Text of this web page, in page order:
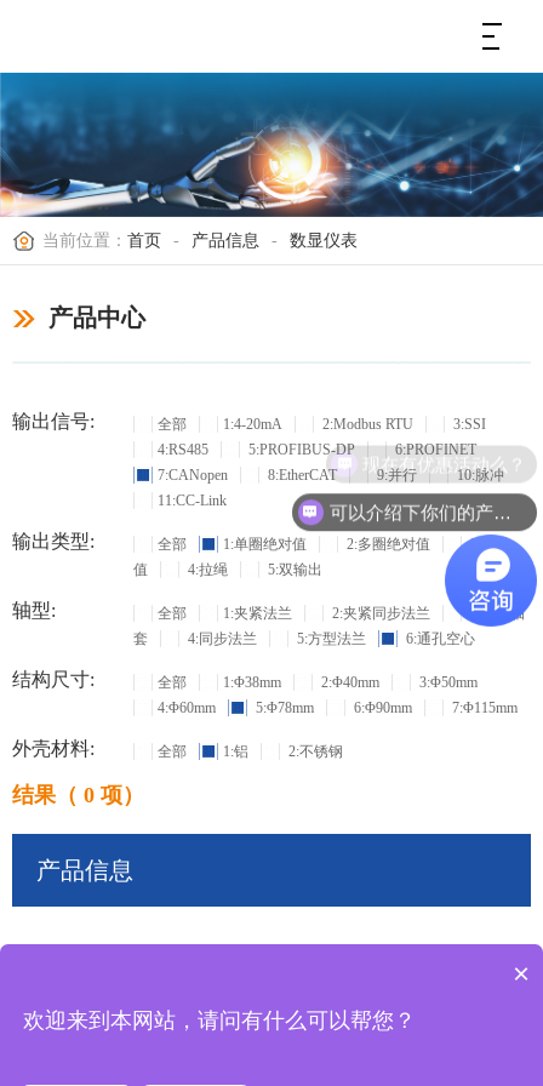
当前位置： 首页 - 产品信息 - 数显仪表
产品中心
输出信号: 全部 1:4-20mA 2:Modbus RTU
3:SSI
4:RS485
5:PROFIBUS-DP
6:PROFINET
7:CANopen
8:EtherCAT 9:并行
10:脉冲
11:CC-Link
输出类型: 全部 1:单圈绝对值 2:多圈绝对值
3:增量
值
4:拉绳 5:双输出
轴型: 全部 1:夹紧法兰 2:夹紧同步法兰
3:盲孔轴
套
4:同步法兰 5:方型法兰 6:通孔空心
结构尺寸: 全部 1:Φ38mm 2:Φ40mm
3:Φ50mm
4:Φ60mm
5:Φ78mm 6:Φ90mm 7:Φ115mm
外壳材料: 全部 1:铝 2:不锈钢
结果（ 0 项）
产品信息
可以介绍下你们的产品么？
现在有优惠活动么？
×
欢迎来到本网站，请问有什么可以帮您？